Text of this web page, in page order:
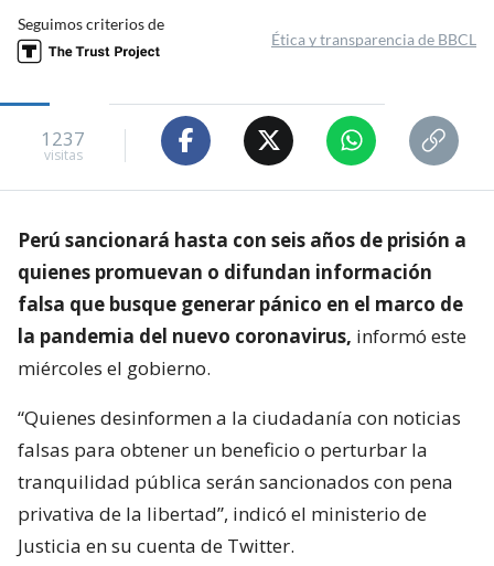
Seguimos criterios de
Ética y transparencia de BBCL
1237
visitas
Perú sancionará hasta con seis años de prisión a
quienes promuevan o difundan información
falsa que busque generar pánico en el marco de
la pandemia del nuevo coronavirus, informó este
miércoles el gobierno.
“Quienes desinformen a la ciudadanía con noticias
falsas para obtener un beneficio o perturbar la
tranquilidad pública serán sancionados con pena
privativa de la libertad”, indicó el ministerio de
Justicia en su cuenta de Twitter.